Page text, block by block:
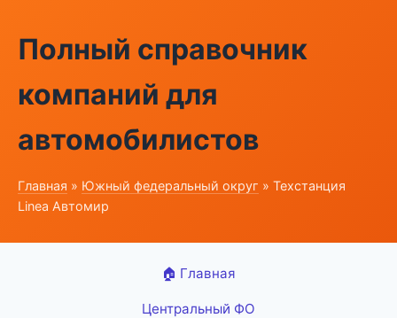
Полный справочник
компаний для
автомобилистов
Главная » Южный федеральный округ » Техстанция
Linea Автомир
🏠 Главная
Центральный ФО